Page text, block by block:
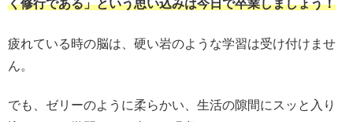
く修行である」という思い込みは今日で卒業しましょう！
疲れている時の脳は、硬い岩のような学習は受け付けませ
ん。
でも、ゼリーのように柔らかい、生活の隙間にスッと入り